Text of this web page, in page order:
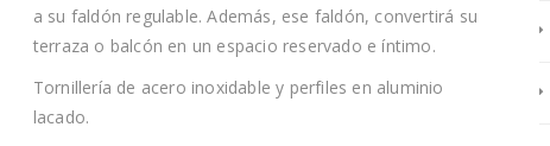
a su faldón regulable. Además, ese faldón, convertirá su
terraza o balcón en un espacio reservado e íntimo.
Tornillería de acero inoxidable y perfiles en aluminio
lacado.